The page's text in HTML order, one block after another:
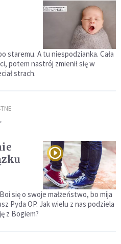
staremu. A tu niespodzianka. Cała
potem nastrój zmienił się w
strach.
się o swoje małżeństwo, bo mija
Pyda OP. Jak wielu z nas podziela
z Bogiem?